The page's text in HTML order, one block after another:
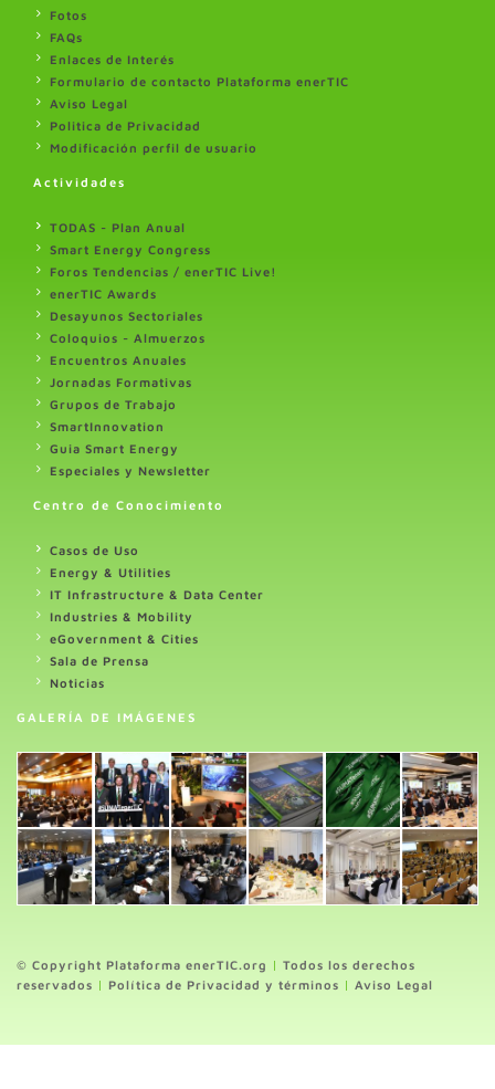
Fotos
FAQs
Enlaces de Interés
Formulario de contacto Plataforma enerTIC
Aviso Legal
Politica de Privacidad
Modificación perfil de usuario
Actividades
TODAS - Plan Anual
Smart Energy Congress
Foros Tendencias / enerTIC Live!
enerTIC Awards
Desayunos Sectoriales
Coloquios - Almuerzos
Encuentros Anuales
Jornadas Formativas
Grupos de Trabajo
SmartInnovation
Guia Smart Energy
Especiales y Newsletter
Centro de Conocimiento
Casos de Uso
Energy & Utilities
IT Infrastructure & Data Center
Industries & Mobility
eGovernment & Cities
Sala de Prensa
Noticias
GALERÍA DE IMÁGENES
© Copyright Plataforma enerTIC.org | Todos los derechos
reservados | Política de Privacidad y términos | Aviso Legal